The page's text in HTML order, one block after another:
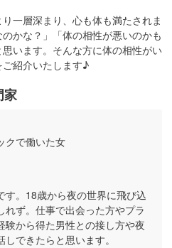
一層深まり、心も体も満たされま
かな？」「体の相性が悪いのかも
います。そんな方に体の相性がい
紹介いたします♪
家
クで働いた女
す。18歳から夜の世界に飛び込
れず。仕事で出会った方やプラ
験から得た男性との接し方や夜
できたらと思います。